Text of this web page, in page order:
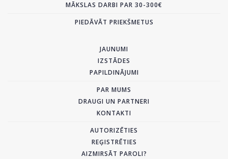
MĀKSLAS DARBI PAR 30-300€
PIEDĀVĀT PRIEKŠMETUS
JAUNUMI
IZSTĀDES
PAPILDINĀJUMI
PAR MUMS
DRAUGI UN PARTNERI
KONTAKTI
AUTORIZĒTIES
REĢISTRĒTIES
AIZMIRSĀT PAROLI?